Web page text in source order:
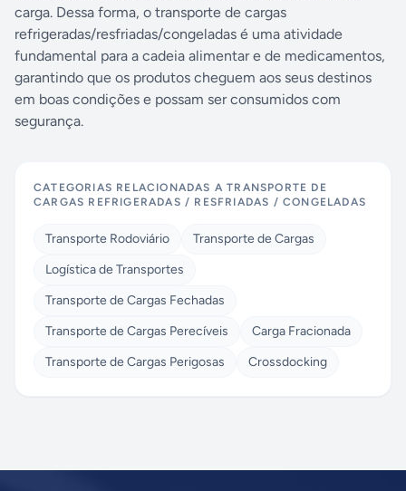
carga. Dessa forma, o transporte de cargas
refrigeradas/resfriadas/congeladas é uma atividade
fundamental para a cadeia alimentar e de medicamentos,
garantindo que os produtos cheguem aos seus destinos
em boas condições e possam ser consumidos com
segurança.
CATEGORIAS RELACIONADAS ATRANSPORTE DE
CARGAS REFRIGERADAS / RESFRIADAS / CONGELADAS
Transporte Rodoviário
Transporte de Cargas
Logística de Transportes
Transporte de Cargas Fechadas
Transporte de Cargas Perecíveis
Carga Fracionada
Transporte de Cargas Perigosas
Crossdocking